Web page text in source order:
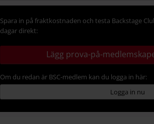
Spara in på fraktkostnaden och testa Backstage
dagar direkt:
Lägg prova-på-
Om du redan är BSC-medlem kan du logga in här:
Logga in nu